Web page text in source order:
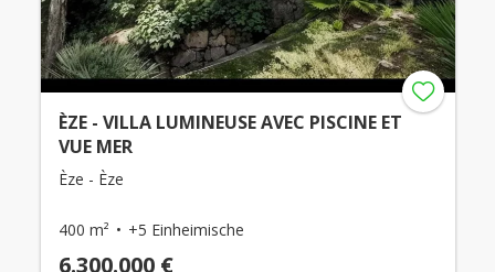
ÈZE - VILLA LUMINEUSE AVEC PISCINE ET
VUE MER
Èze - Èze
400 m² +5 Einheimische
6.300.000 €